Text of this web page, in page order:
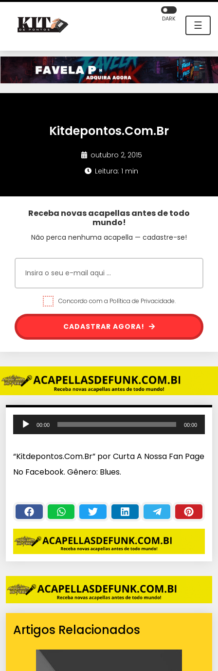
☰
DARK
Kitdepontos.Com.Br
outubro 2, 2015
Leitura: 1 min
Receba novas acapellas antes de todo
mundo!
Não perca nenhuma acapella — cadastre-se!
Concordo com a Política de Privacidade.
CADASTRAR AGORA!
o
a
d
e
á
u
i
o
00:00 00:00
“Kitdepontos.Com.Br” por Curta A Nossa Fan Page
No Facebook. Gênero: Blues.
Artigos Relacionados